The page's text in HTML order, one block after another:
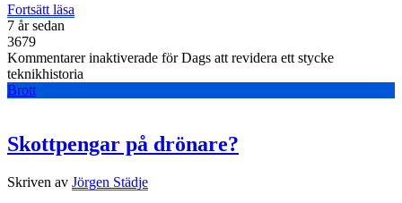
Fortsätt läsa
7 år sedan
3679
Kommentarer inaktiverade för Dags att revidera ett stycke
teknikhistoria
Brott
Skottpengar på drönare?
Skriven av Jörgen Städje